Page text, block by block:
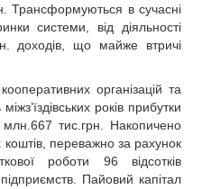
Трансформуються в сучасні
системи, від діяльності
доходів, що майже втричі
організацій та
років прибутки
тис.грн. Накопичено
переважно за рахунок
роботи 96 відсотків
Пайовий капітал